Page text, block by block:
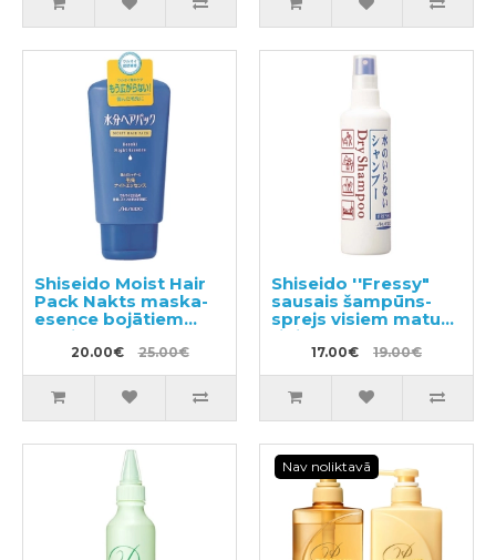
Shiseido Moist Hair
Pack Nakts maska-
esence bojātiem
matiem 120g
20.00€ 25.00€
Shiseido ''Fressy"
sausais šampūns-
sprejs visiem matu
tipiem 150ml
17.00€ 19.00€
Nav noliktavā